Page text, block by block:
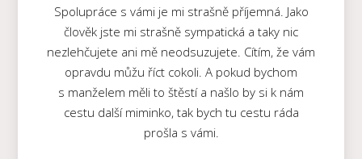
Spolupráce s vámi je mi strašně příjemná. Jako
člověk jste mi strašně sympatická a taky nic
nezlehčujete ani mě neodsuzujete. Cítím, že vám
opravdu můžu říct cokoli. A pokud bychom
s manželem měli to štěstí a našlo by si k nám
cestu další miminko, tak bych tu cestu ráda
prošla s vámi.